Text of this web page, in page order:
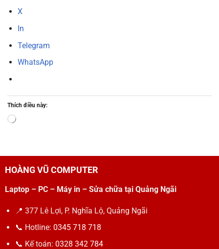
X
In
Telegram
WhatsApp
Thích điều này:
Đang
HOÀNG VŨ COMPUTER
Laptop – PC – Máy in – Sửa chữa tại Quảng Ngãi
📍 377 Lê Lợi, P. Nghĩa Lộ, Quảng Ngãi
📞 Hotline: 0345 718 718
📞 Kế toán: 0328 342 784